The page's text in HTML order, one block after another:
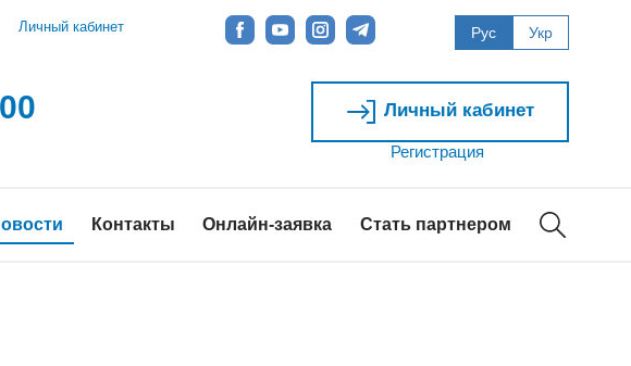
Личный кабинет Рус Укр
Личный кабинет
Регистрация
Контакты Онлайн-заявка Стать партнером